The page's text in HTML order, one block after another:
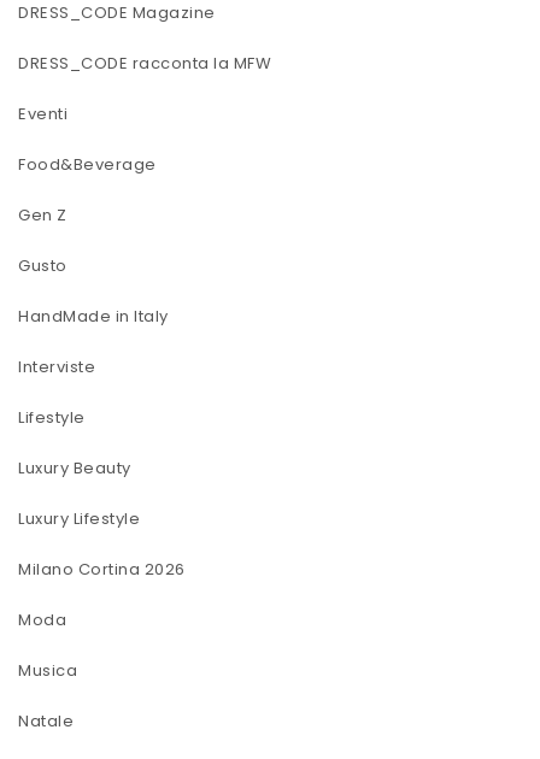
DRESS_CODE Magazine
DRESS_CODE racconta la MFW
Eventi
Food&Beverage
Gen Z
Gusto
HandMade in Italy
Interviste
Lifestyle
Luxury Beauty
Luxury Lifestyle
Milano Cortina 2026
Moda
Musica
Natale